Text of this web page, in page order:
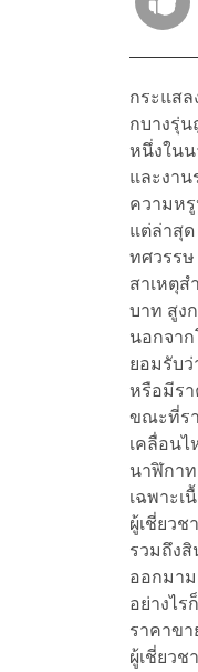
กระแส
กบางรุ่
หนึ่งในน
และงา
ความห
แต่ล่าสุด
ทศวรรษ
สาเหตุ
บาท สูง
นอกจาก
ยอมรับว่
หรือมีรา
ขณะที่ร
เคลื่อนไ
นาฬิกา
เฉพาะเ
ผู้เชี่ยว
รวมถึงสิ
ออกมา
อย่างไร
ราคาข
ผู้เชี่ยว